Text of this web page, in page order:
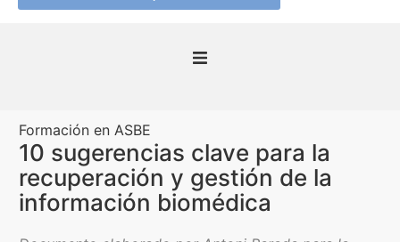
Presentación
De interés
Formación en ASBE
10 sugerencias clave para la
recuperación y gestión de la
información biomédica